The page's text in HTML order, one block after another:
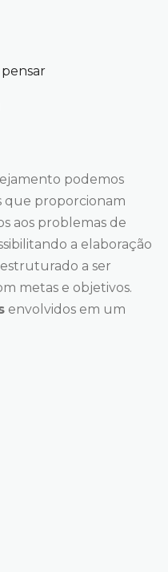
podemos
que proporcionam
aos problemas de
a elaboração
a ser
metas e objetivos.
envolvidos em um